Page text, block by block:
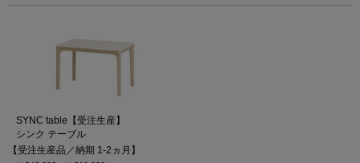
SYNC table【受注生産】
シンク テーブル
【受注生産品／納期 1-2ヵ月】